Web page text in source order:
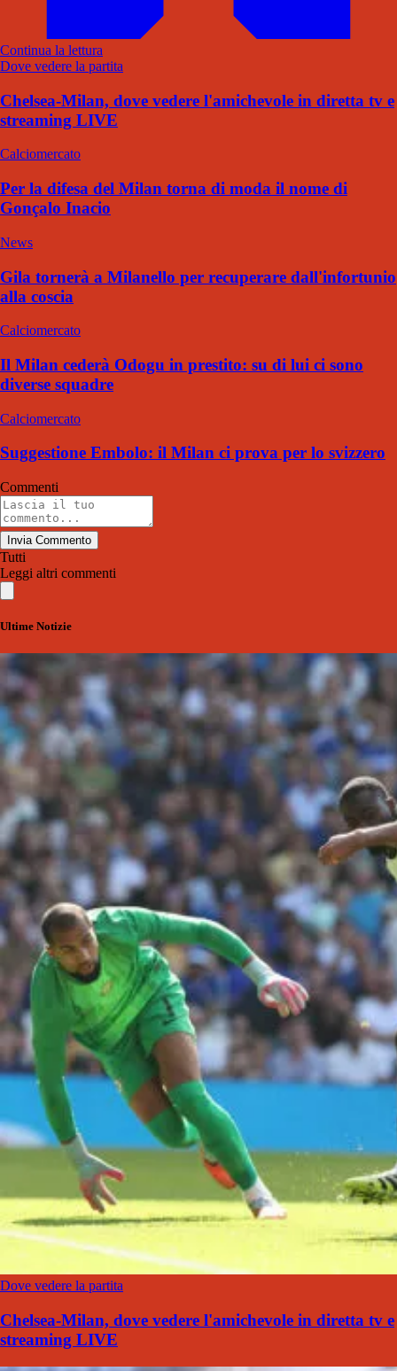
Continua la lettura
Dove vedere la partita
Chelsea-Milan, dove vedere l'amichevole in diretta tv e
streaming LIVE
Calciomercato
Per la difesa del Milan torna di moda il nome di
Gonçalo Inacio
News
Gila tornerà a Milanello per recuperare dall'infortunio
alla coscia
Calciomercato
Il Milan cederà Odogu in prestito: su di lui ci sono
diverse squadre
Calciomercato
Suggestione Embolo: il Milan ci prova per lo svizzero
Commenti
Invia Commento
Tutti
Leggi altri commenti
Ultime Notizie
Dove vedere la partita
Chelsea-Milan, dove vedere l'amichevole in diretta tv e
streaming LIVE